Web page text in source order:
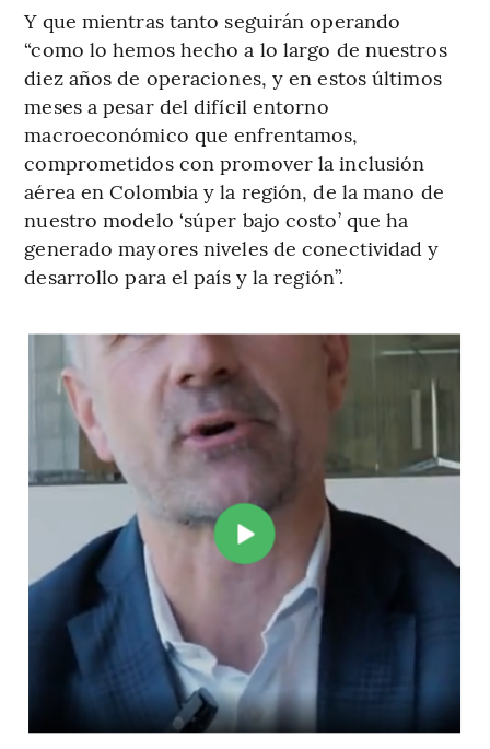
Y que mientras tanto seguirán operando
“como lo hemos hecho a lo largo de nuestros
diez años de operaciones, y en estos últimos
meses a pesar del difícil entorno
macroeconómico que enfrentamos,
comprometidos con promover la inclusión
aérea en Colombia y la región, de la mano de
nuestro modelo ‘súper bajo costo’ que ha
generado mayores niveles de conectividad y
desarrollo para el país y la región”.